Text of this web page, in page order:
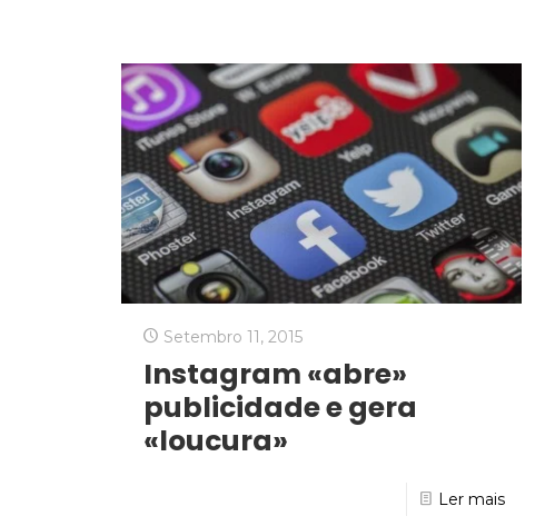
Setembro 11, 2015
Instagram «abre»
publicidade e gera
«loucura»
Ler mais